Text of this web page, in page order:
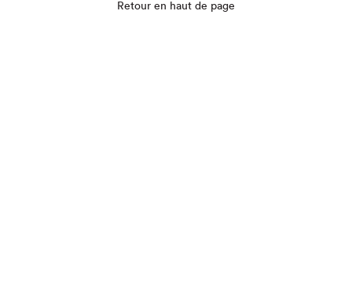
Retour en haut de page